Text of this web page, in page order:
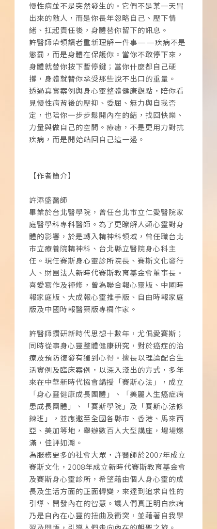
慢性病並不是突然發生的。它們不是某一天冒
出來的敵人，而是你長年忽略自己、壓下情
緒、扛起責任後，身體替你留下的訊息。
許醫師帶領讀者重新理解一件事——疾病不是
懲罰，而是身體在保護你。當你不敢停下來，
身體就替你按下暫停鍵；當你什麼都自己硬
撐，身體就替你承受那些說不出口的重量。
透過真實案例與身心靈整體健康觀點，陪你看
見慢性病背後的壓抑、委屈、無力與自我否
定，也陪你一步步鬆開內在的結，找回快樂、
力量與做自己的空間。療癒，不是更用力對抗
疾病，而是開始站回自己這一邊。
【作者簡介】
許添盛醫師
畢業於台北醫學院，曾任台北市立仁愛醫院家
庭醫學科專科醫師。為了更瞭解人類心靈對身
體的影響，於是轉入精神科領域，曾任職台北
市立療養院精神科、台北縣立醫院身心科主
任。現任賽斯身心靈診所院長、賽斯文化發行
人、財團法人新時代賽斯教育基金會董事長。
喜愛寫作及禪修，曾為聯合報心靈版、中國時
報家庭版、大成報心靈推手版、自由時報家庭
版及中國時報醫藥版專欄作家。
許醫師鑽研新時代思想十數年，尤偏愛賽斯；
同時從事身心靈整體健康研究，對於癌症的治
療及預防復發有獨到心得。擅長以理論配合生
活實例及臨床案例，以深入淺出的方式，多年
來在中華新時代協會講授「賽斯心法」，成立
「身心靈健康成長團體」、「美麗人生癌症病
患成長團體」、「賽斯學院」及「賽斯心法修
鍊班」，並應邀至全國各縣市、香港、馬來西
亞、美加等地，舉辦數百人大型講座，場場爆
滿，佳評如潮。
為服務更多的社會大眾，許醫師於2007年成立
賽斯文化，2008年成立新時代賽斯教育基金會
及賽斯身心靈診所，希望藉由個人身心靈的成
長及生活方面的正面轉變，來達到追求自性的
引導、開發內在的智慧。讓人們真正明白疾病
乃是自內在心靈的扭曲及衝突，並藉著自我學